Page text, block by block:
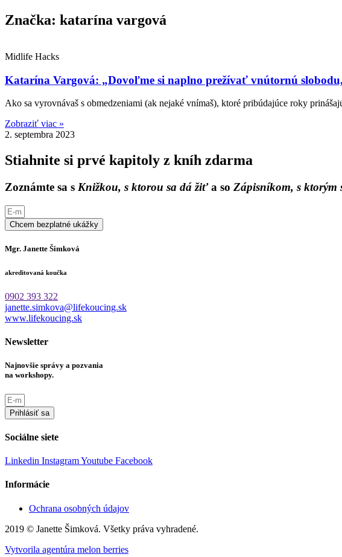
Značka: katarína vargová
Midlife Hacks
Katarína Vargová: „Dovoľme si naplno prežívať vnútornú
Ako sa vyrovnávaš s obmedzeniami (ak nejaké vnímaš), ktoré pribúdajúce roky
Zobraziť viac »
2. septembra 2023
Stiahnite si prvé kapitoly z kníh zdarma
Zoznámte sa s Knižkou, s ktorou sa dá žiťa so Zápisníkom, s ktorým
Chcem bezplatné ukážky
Mgr. Janette Šimková
akreditovaná koučka
0902 393 322
janette.simkova@lifekoucing.sk
www.lifekoucing.sk
Newsletter
Najnovšie správy a pozvania
na workshopy.
Prihlásiť sa
Sociálne siete
Linkedin InstagramYoutube Facebook
Informácie
Ochrana osobných údajov
2019 © Janette Šimková. Všetky práva vyhradené.
Vytvorila agentúra melon berries